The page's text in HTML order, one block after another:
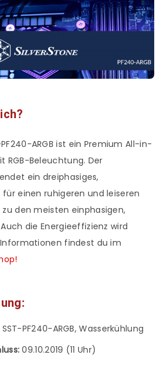
ARGB ist ein Premium All-in-
RGB-Beleuchtung. Der
ein dreiphasiges,
für einen ruhigeren und leiseren
den meisten einphasigen,
die Energieeffizienz wird
findest du im
PF240-ARGB, Wasserkühlung
09.10.2019 (11 Uhr)